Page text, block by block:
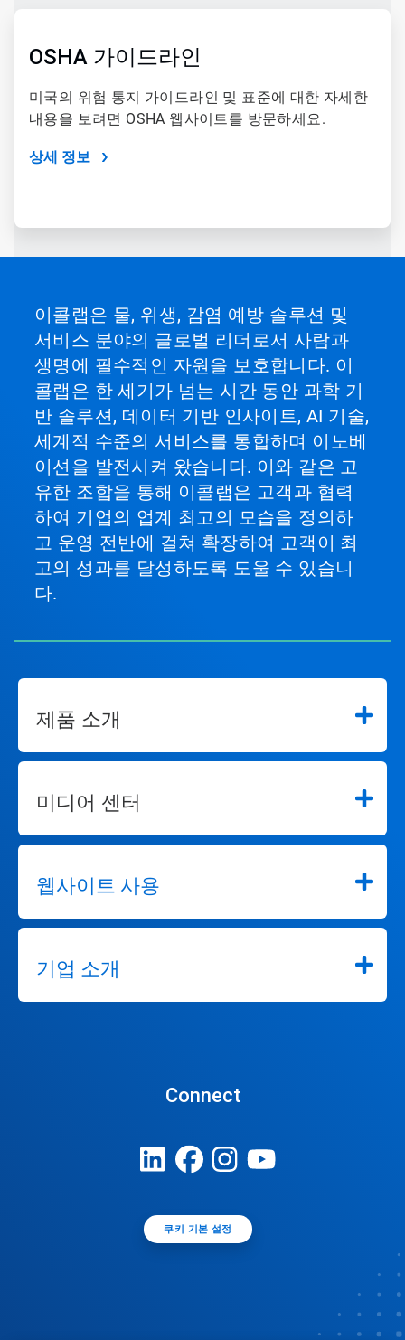
OSHA 가이드라인
미국의 위험 통지 가이드라인 및 표준에 대한 자세한
내용을 보려면 OSHA 웹사이트를 방문하세요.
상세 정보
이콜랩은 물, 위생, 감염 예방 솔루션 및
서비스 분야의 글로벌 리더로서 사람과
생명에 필수적인 자원을 보호합니다. 이
콜랩은 한 세기가 넘는 시간 동안 과학 기
반 솔루션, 데이터 기반 인사이트, AI 기술,
세계적 수준의 서비스를 통합하며 이노베
이션을 발전시켜 왔습니다. 이와 같은 고
유한 조합을 통해 이콜랩은 고객과 협력
하여 기업의 업계 최고의 모습을 정의하
고 운영 전반에 걸쳐 확장하여 고객이 최
고의 성과를 달성하도록 도울 수 있습니
다.
제품 소개
미디어 센터
웹사이트 사용
기업 소개
Connect
쿠키 기본 설정